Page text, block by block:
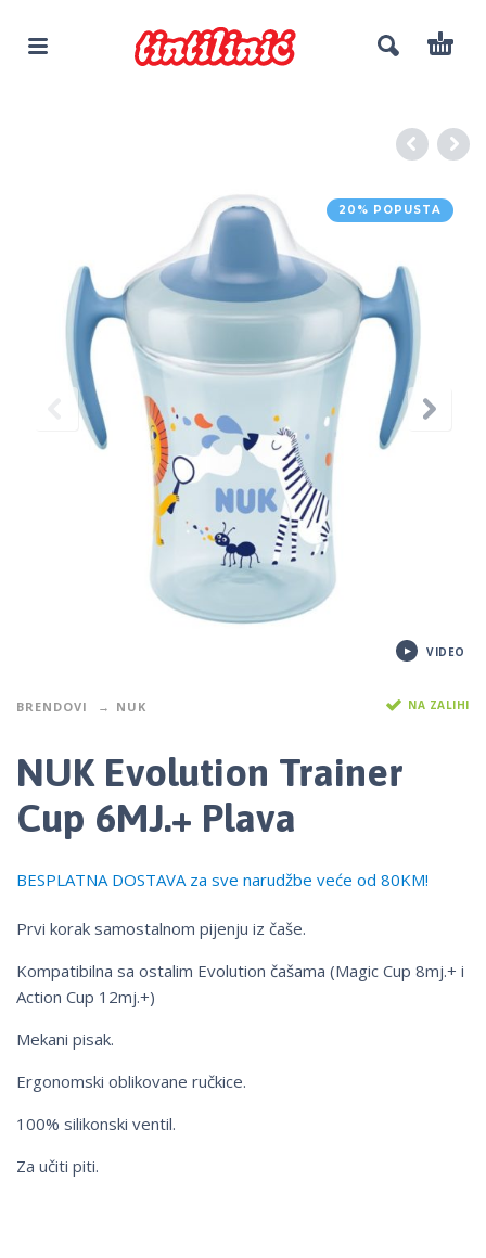
20% POPUSTA
VIDEO
BRENDOVI NUK NA ZALIHI
NUK Evolution Trainer
Cup 6MJ.+ Plava
BESPLATNA DOSTAVA za sve narudžbe veće od 80KM!
Prvi korak samostalnom pijenju iz čaše.
Kompatibilna sa ostalim Evolution čašama (Magic Cup 8mj.+ i
Action Cup 12mj.+)
Mekani pisak.
Ergonomski oblikovane ručkice.
100% silikonski ventil.
Za učiti piti.